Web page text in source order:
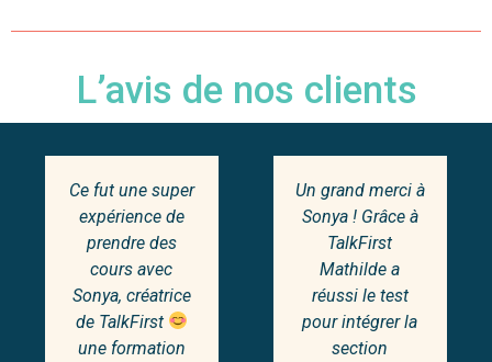
L’avis de nos clients
Ce fut une super
expérience de
prendre des
cours avec
Sonya, créatrice
de TalkFirst
une formation
Un grand merci à
Sonya ! Grâce à
TalkFirst
Mathilde a
réussi le test
pour intégrer la
section